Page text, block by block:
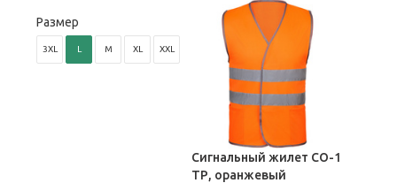
Размер
3XL L M XL XXL
Сигнальный жилет СО-1
ТР, оранжевый